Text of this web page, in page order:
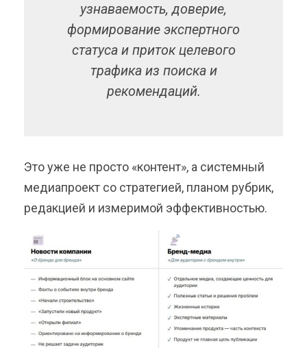
узнаваемость, доверие,
формирование экспертного
статуса и приток целевого
трафика из поиска и
рекомендаций.
Это уже не просто «контент», а системный
медиапроект со стратегией, планом рубрик,
редакцией и измеримой эффективностью.